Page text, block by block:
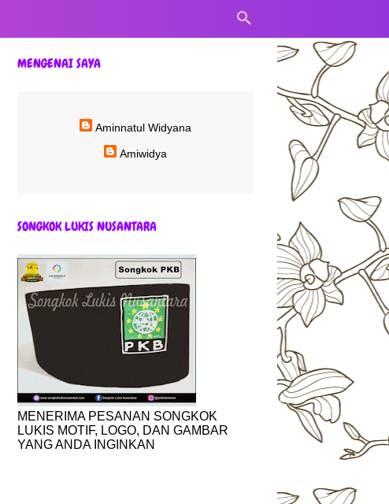
MENGENAI SAYA
Aminnatul Widyana
Amiwidya
SONGKOK LUKIS NUSANTARA
MENERIMA PESANAN SONGKOK
LUKIS MOTIF, LOGO, DAN GAMBAR
YANG ANDA INGINKAN